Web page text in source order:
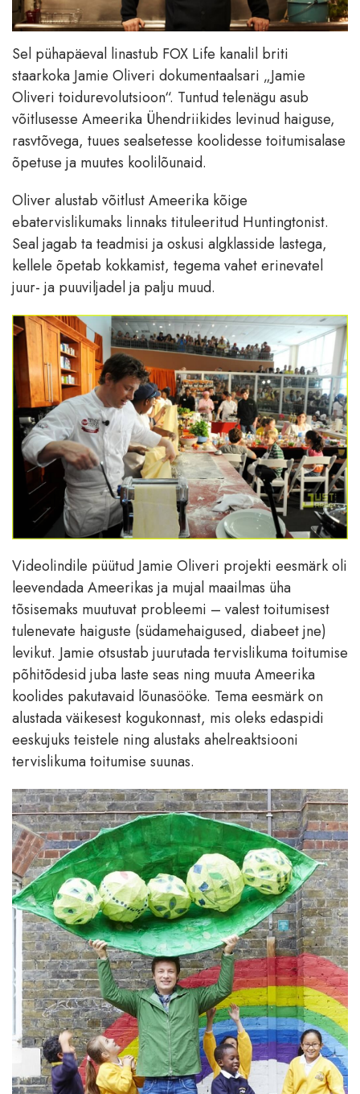
Sel pühapäeval linastub FOX Life kanalil briti
staarkoka Jamie Oliveri dokumentaalsari „Jamie
Oliveri toidurevolutsioon“. Tuntud telenägu asub
võitlusesse Ameerika Ühendriikides levinud haiguse,
rasvtõvega, tuues sealsetesse koolidesse toitumisalase
õpetuse ja muutes koolilõunaid.
Oliver alustab võitlust Ameerika kõige
ebatervislikumaks linnaks tituleeritud Huntingtonist.
Seal jagab ta teadmisi ja oskusi algklasside lastega,
kellele õpetab kokkamist, tegema vahet erinevatel
juur- ja puuviljadel ja palju muud.
Videolindile püütud Jamie Oliveri projekti eesmärk oli
leevendada Ameerikas ja mujal maailmas üha
tõsisemaks muutuvat probleemi – valest toitumisest
tulenevate haiguste (südamehaigused, diabeet jne)
levikut. Jamie otsustab juurutada tervislikuma toitumise
põhitõdesid juba laste seas ning muuta Ameerika
koolides pakutavaid lõunasööke. Tema eesmärk on
alustada väikesest kogukonnast, mis oleks edaspidi
eeskujuks teistele ning alustaks ahelreaktsiooni
tervislikuma toitumise suunas.